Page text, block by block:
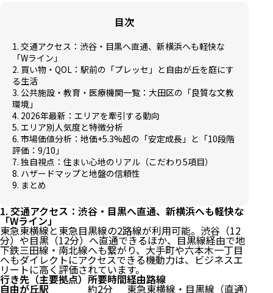
目次
1. 交通アクセス：渋谷・目黒へ直通、新横浜へも軽快な
「Wライン」
2. 買い物・QOL：駅前の「プレッセ」と自由が丘を庭にす
る生活
3. 公共施設・教育・医療機関一覧：大田区の「良質な文教
環境」
4. 2026年最新：エリアを牽引する動向
5. エリア別人気度と特徴分析
6. 市場価値分析：地価+5.3%超の「安定成長」と「10段階
評価：9/10」
7. 独自視点：住まい心地のリアル（こだわり5項目）
8. ハザードマップと地盤の信頼性
9. まとめ
1. 交通アクセス：渋谷・目黒へ直通、新横浜へも軽快な
「Wライン」
東急東横線と東急目黒線の2路線が利用可能。渋谷（12
分）や目黒（12分）へ直通できるほか、目黒線経由で地
下鉄三田線・南北線へも繋がり、大手町や六本木一丁目
へもダイレクトにアクセスできる機動力は、ビジネスエ
リートに高く評価されています。
行き先（主要拠点） 所要時間経由路線
自由が丘駅 約2分 東急東横線・目黒線（直通）